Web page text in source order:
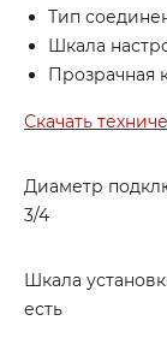
Тип
Шкала
Прозрачная
Скачать
Диаметр
3/4
Шкала
есть